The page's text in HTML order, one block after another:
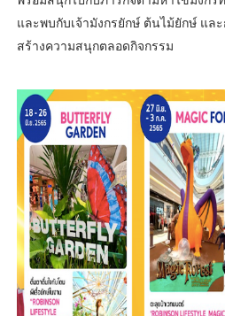
และพบกับเจ้ามังกรยักษ์ ต้นไม้ยักษ์ แล
สร้างความสนุกตลอดกิจกรรม